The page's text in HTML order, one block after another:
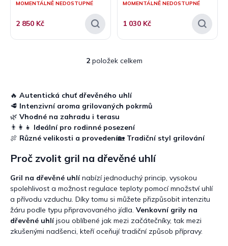
MOMENTÁLNĚ NEDOSTUPNÉ
2 850 Kč
MOMENTÁLNĚ NEDOSTUPNÉ
1 030 Kč
O
á
d
a
c
í
p
v
y
v
ý
p
i
s
u
2položek celkem
🔥 Autentická chuť dřevěného uhlí
🥩 Intenzivní aroma grilovaných pokrmů
🌿 Vhodné na zahradu i terasu
👨‍👩‍👧 Ideální pro rodinné posezení
🍖 Různé velikosti a provedení🏡 Tradiční styl grilování
Proč zvolit gril na dřevěné uhlí
Gril na dřevěné uhlínabízí jednoduchý princip, vysokou
spolehlivost a možnost regulace teploty pomocí množství uhlí
a přívodu vzduchu. Díky tomu si můžete přizpůsobit intenzitu
žáru podle typu připravovaného jídla. Venkovní grily na
dřevěné uhlíjsou oblíbené jak mezi začátečníky, tak mezi
zkušenými nadšenci, kteří oceňují tradiční způsob přípravy.